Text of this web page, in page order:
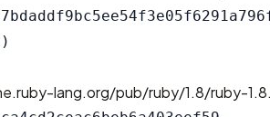
lang.org/pub/ruby/1.8/ruby-